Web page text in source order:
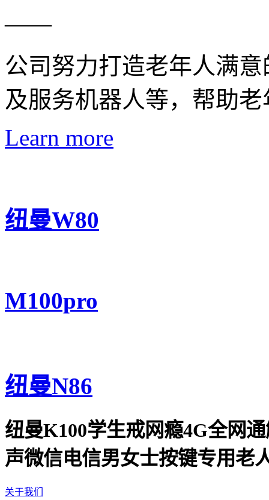
——
公司努力打造老年人满
及服务机器人等，帮助
Learn more
纽曼W80
M100pro
纽曼N86
纽曼K100学生戒网瘾4G全网
声微信电信男女士按键专用老
关于我们